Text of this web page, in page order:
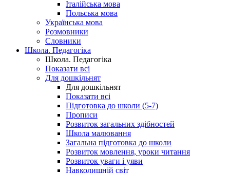
Італійська мова
Польська мова
Українська мова
Розмовники
Словники
Школа. Педагогіка
Школа. Педагогіка
Показати всі
Для дошкільнят
Для дошкільнят
Показати всі
Підготовка до школи (5-7)
Прописи
Розвиток загальних здібностей
Школа малювання
Загальна підготовка до школи
Розвиток мовлення, уроки читання
Розвиток уваги і уяви
Навколишній світ